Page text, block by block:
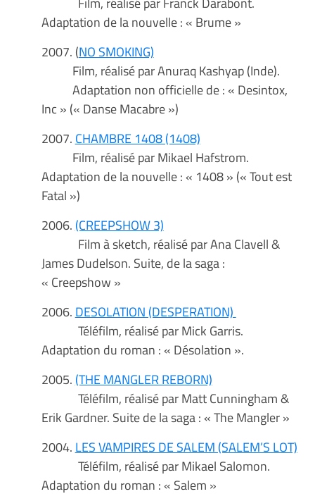
Adaptation de la nouvelle : « Brume »
2007. (NO SMOKING)
Film, réalisé par Anuraq Kashyap (Inde).
Adaptation non officielle de : « Desintox,
Inc » (« Danse Macabre »)
2007. CHAMBRE 1408 (1408)
Film, réalisé par Mikael Hafstrom.
Adaptation de la nouvelle : « 1408 » (« Tout est
Fatal »)
2006. (CREEPSHOW 3)
Film à sketch, réalisé par Ana Clavell &
James Dudelson. Suite, de la saga :
« Creepshow »
2006. DESOLATION (DESPERATION)
Téléfilm, réalisé par Mick Garris.
Adaptation du roman : « Désolation ».
2005. (THE MANGLER REBORN)
Téléfilm, réalisé par Matt Cunningham &
Erik Gardner. Suite de la saga : « The Mangler »
2004. LES VAMPIRES DE SALEM (SALEM’S LOT)
Téléfilm, réalisé par Mikael Salomon.
Adaptation du roman : « Salem »